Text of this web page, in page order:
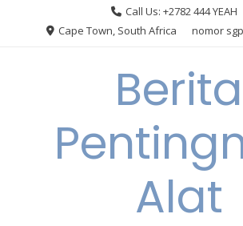
Call Us: +2782 444 YEAH
Cape Town, South Africa
nomor
Berita
Alat